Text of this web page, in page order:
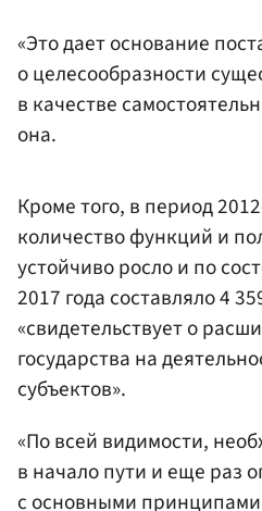
«Это дает основание
о целесообразности
в качестве
она.
Кроме того, в период
количество функций и
устойчиво росло и по
2017 года составляло 4
«свидетельствует о
государства на
субъектов».
«По всей видимости,
в начало пути и еще раз
с основными